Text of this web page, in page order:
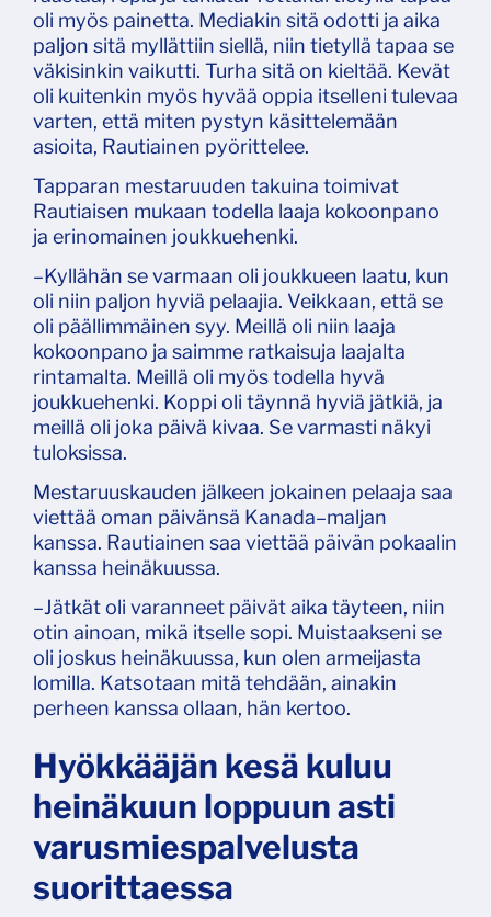
oli myös painetta. Mediakin sitä odotti ja aika
paljon sitä myllättiin siellä, niin tietyllä tapaa se
väkisinkin vaikutti. Turha sitä on kieltää. Kevät
oli kuitenkin myös hyvää oppia itselleni tulevaa
varten, että miten pystyn käsittelemään
asioita, Rautiainen pyörittelee.
Tapparan mestaruuden takuina toimivat
Rautiaisen mukaan todella laaja kokoonpano
ja erinomainen joukkuehenki.
–Kyllähän se varmaan oli joukkueen laatu, kun
oli niin paljon hyviä pelaajia. Veikkaan, että se
oli päällimmäinen syy. Meillä oli niin laaja
kokoonpano ja saimme ratkaisuja laajalta
rintamalta. Meillä oli myös todella hyvä
joukkuehenki. Koppi oli täynnä hyviä jätkiä, ja
meillä oli joka päivä kivaa. Se varmasti näkyi
tuloksissa.
Mestaruuskauden jälkeen jokainen pelaaja saa
viettää oman päivänsä Kanada–maljan
kanssa. Rautiainen saa viettää päivän pokaalin
kanssa heinäkuussa.
–Jätkät oli varanneet päivät aika täyteen, niin
otin ainoan, mikä itselle sopi. Muistaakseni se
oli joskus heinäkuussa, kun olen armeijasta
lomilla. Katsotaan mitä tehdään, ainakin
perheen kanssa ollaan, hän kertoo.
Hyökkääjän kesä kuluu
heinäkuun loppuun asti
varusmiespalvelusta
suorittaessa